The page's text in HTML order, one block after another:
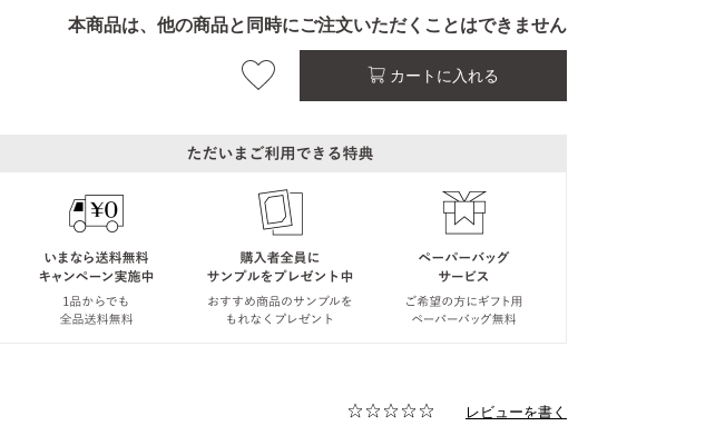
本商品は、他の商品と同時にご注文いただくことはできません
カートに入れる
レビューを書く